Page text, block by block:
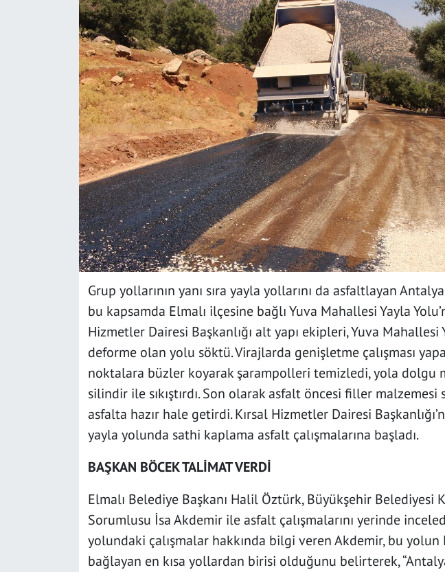
Grup yollarının yanı sıra yayla yollarını da asfaltlayan
bu kapsamda Elmalı ilçesine bağlı Yuva Mahallesi Yayla
Hizmetler Dairesi Başkanlığı alt yapı ekipleri, Yuva Mahallesi
deforme olan yolu söktü. Virajlarda genişletme çalışması
noktalara büzler koyarak şarampolleri temizledi, yola dolgu
silindir ile sıkıştırdı. Son olarak asfalt öncesi filler
asfalta hazır hale getirdi. Kırsal Hizmetler Dairesi
yayla yolunda sathi kaplama asfalt çalışmalarına başladı.
BAŞKAN BÖCEK TALİMAT VERDİ
Elmalı Belediye Başkanı Halil Öztürk, Büyükşehir Belediyesi
Sorumlusu İsa Akdemir ile asfalt çalışmalarını yerinde
yolundaki çalışmalar hakkında bilgi veren Akdemir, bu yolun
bağlayan en kısa yollardan birisi olduğunu belirterek,
KÜLTÜR SANAT